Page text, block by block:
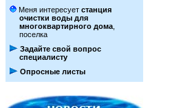
Меня интересует станция
очистки воды для
многоквартирного дома
поселка
Задайте свой вопрос
специалисту
Опросные листы